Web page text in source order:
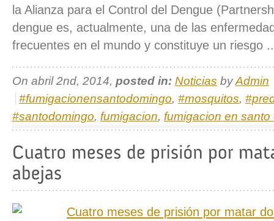
la Alianza para el Control del Dengue
dengue es, actualmente, una de las
frecuentes en el mundo y constituye un riesgo
On abril 2nd, 2014, posted in: Noticias byAdmin
#fumigacionensantodomingo, #mosquitos,
#santodomingo, fumigacion, fumigacion en santo